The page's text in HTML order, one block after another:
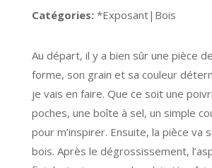
Catégories: *Exposant|Bois
Au départ, il y a bien sûr une pièce
forme, son grain et sa couleur
je vais en faire. Que ce soit une
poches, une boîte à sel, un simple
pour m’inspirer. Ensuite, la pièce va
bois. Après le dégrossissement,